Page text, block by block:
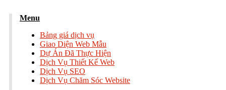
Menu
Bảng giá dịch vụ
Giao Diện Web Mẫu
Dự Án Đã Thực Hiện
Dịch Vụ Thiết Kế Web
Dịch Vụ SEO
Dịch Vụ Chăm Sóc Website